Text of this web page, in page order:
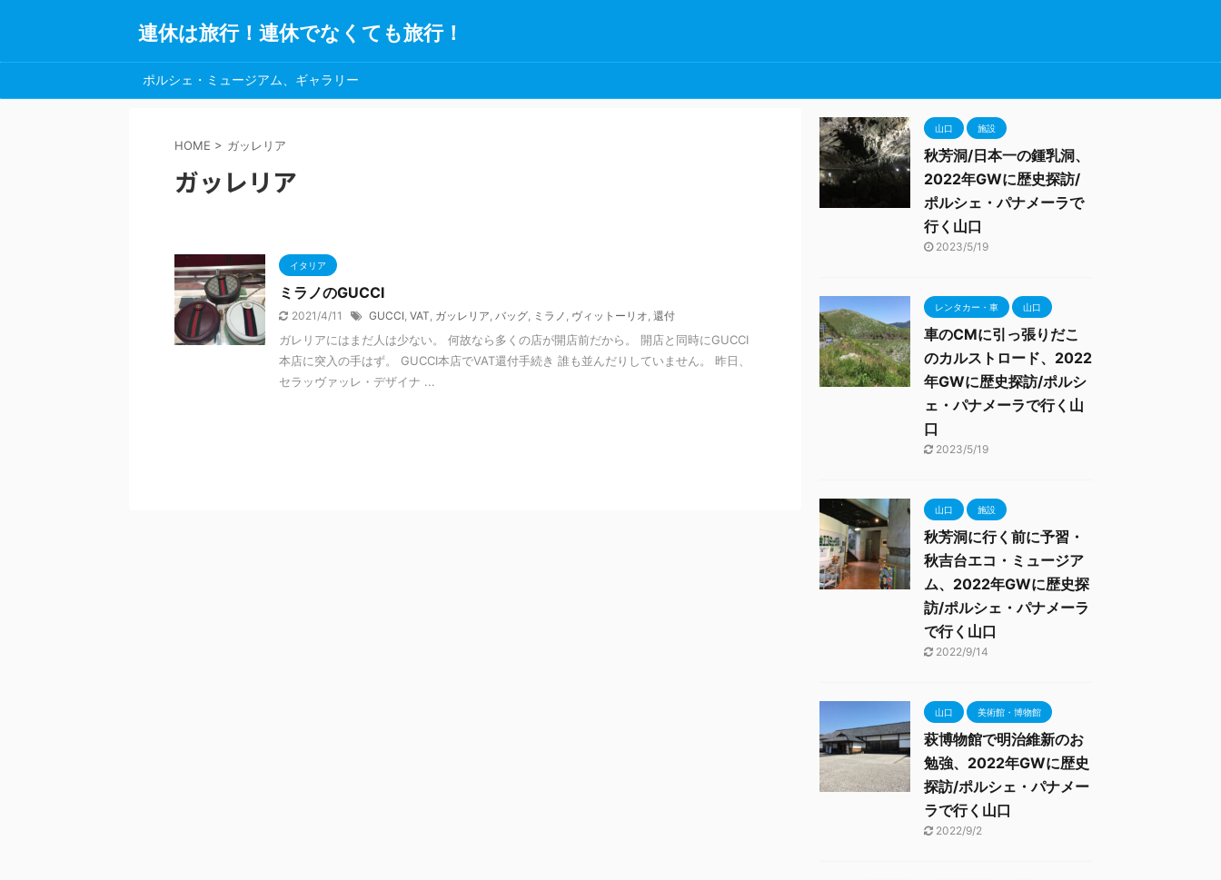
連休は旅行！連休でなくても旅行！
ポルシェ・ミュージアム、ギャラリー
HOME > ガッレリア
ガッレリア
イタリア
ミラノのGUCCI
2021/4/11 GUCCI, VAT, ガッレリア, バッグ, ミラノ , ヴィットーリオ, 還付
ガレリアにはまだ人は少ない。 何故なら多くの店が開店前だから。 開店と同時にGUCCI
本店に突入の手はず。 GUCCI本店でVAT還付手続き 誰も並んだりしていません。 昨日、
セラッヴァッレ・デザイナ ...
山口 施設
秋芳洞/日本一の鍾乳洞、
2022年GWに歴史探訪/
ポルシェ・パナメーラで
行く山口
2023/5/19
レンタカー・車 山口
車のCMに引っ張りだこ
のカルストロード、2022
年GWに歴史探訪/ポルシ
ェ・パナメーラで行く山
口
2023/5/19
山口 施設
秋芳洞に行く前に予習・
秋吉台エコ・ミュージア
ム、2022年GWに歴史探
訪/ポルシェ・パナメーラ
で行く山口
2022/9/14
山口 美術館・博物館
萩博物館で明治維新のお
勉強、2022年GWに歴史
探訪/ポルシェ・パナメー
ラで行く山口
2022/9/2